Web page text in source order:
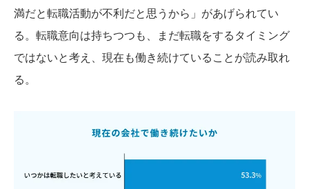
満だと転職活動が不利だと思うから」があげられてい
る。転職意向は持ちつつも、まだ転職をするタイミング
ではないと考え、現在も働き続けていることが読み取れ
る。